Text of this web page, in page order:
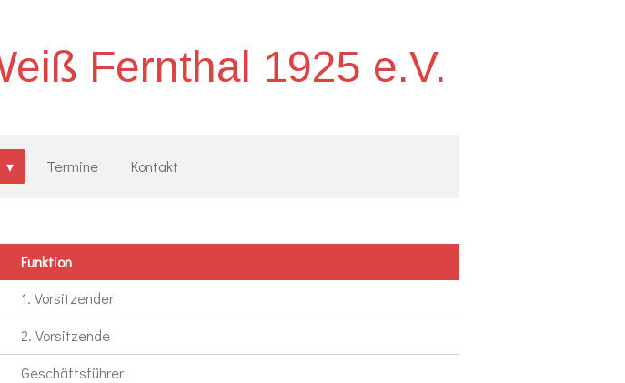
Fernthal 1925 e.V.
Termine Kontakt
Funktion
1. Vorsitzender
2. Vorsitzende
Geschäftsführer